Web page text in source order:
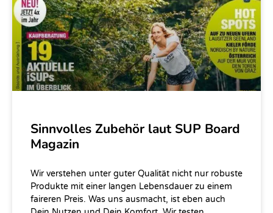
Sinnvolles Zubehör laut SUP Board
Magazin
Wir verstehen unter guter Qualität nicht nur robuste
Produkte mit einer langen Lebensdauer zu einem
faireren Preis. Was uns ausmacht, ist eben auch